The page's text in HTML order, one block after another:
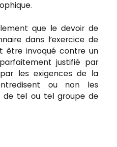
que le devoir de
dans l’exercice de
être invoqué contre un
justifié par
les exigences de la
ou non les
de tel ou tel groupe de